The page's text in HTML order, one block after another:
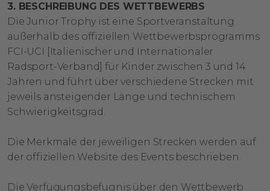
3. BESCHREIBUNG DES WETTBEWERBS
Die Junior Trophy ist eine Sportveranstaltung
außerhalb des offiziellen Wettbewerbsprogramms
FCI-UCI [Italienischer und Internationaler
Radsport-Verband] für Kinder zwischen 3 und 14
Jahren und führt über verschiedene Strecken mit
jeweils ansteigender Länge und technischem
Schwierigkeitsgrad.
Die Merkmale der jeweiligen Strecken werden auf
der offiziellen Website des Events beschrieben.
Die Verfügungsbefugnis über den Wettbewerb